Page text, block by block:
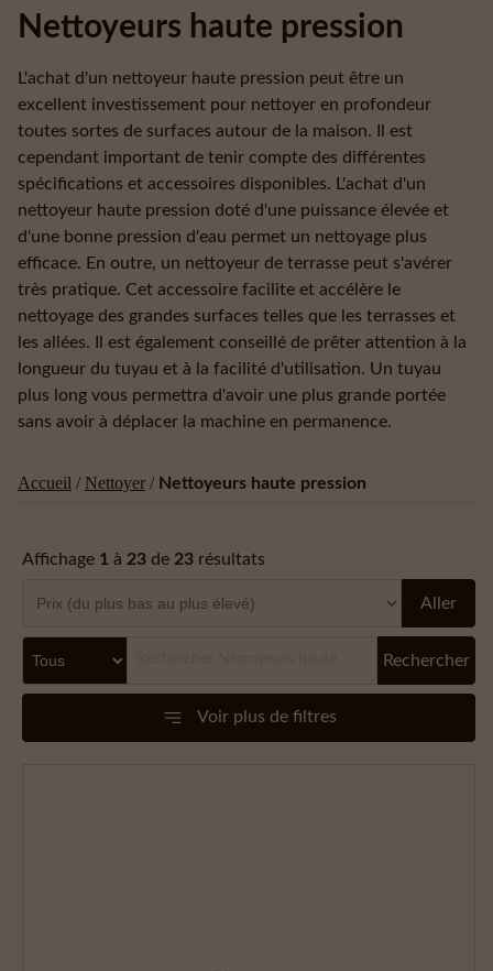
Nettoyeurs haute pression
L'achat d'un nettoyeur haute pression peut être un
excellent investissement pour nettoyer en profondeur
toutes sortes de surfaces autour de la maison. Il est
cependant important de tenir compte des différentes
spécifications et accessoires disponibles. L'achat d'un
nettoyeur haute pression doté d'une puissance élevée et
d'une bonne pression d'eau permet un nettoyage plus
efficace. En outre, un nettoyeur de terrasse peut s'avérer
très pratique. Cet accessoire facilite et accélère le
nettoyage des grandes surfaces telles que les terrasses et
les allées. Il est également conseillé de prêter attention à la
longueur du tuyau et à la facilité d'utilisation. Un tuyau
plus long vous permettra d'avoir une plus grande portée
sans avoir à déplacer la machine en permanence.
Accueil / Nettoyer / Nettoyeurs haute pression
Affichage 1 à 23 de 23 résultats
Aller
Rechercher
Voir plus de filtres